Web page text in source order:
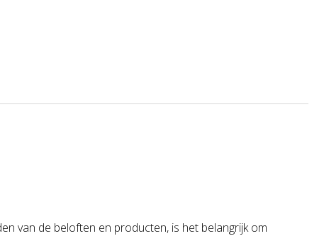
van de beloften en producten, is het belangrijk om